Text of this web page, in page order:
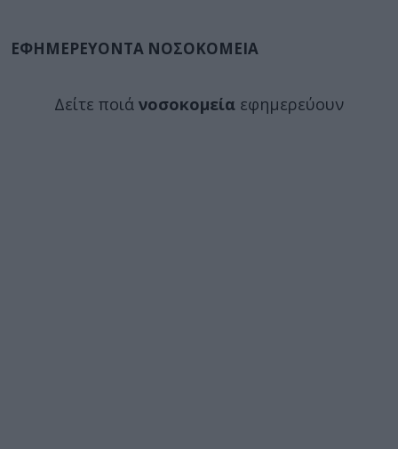
ΕΦΗΜΕΡΕΥΟΝΤΑ ΝΟΣΟΚΟΜΕΙΑ
Δείτε ποιά νοσοκομεία εφημερεύουν